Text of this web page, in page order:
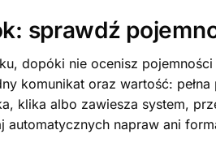
sprawdź
dopóki nie ocenisz
komunikat oraz wartość:
klika albo zawiesza system,
automatycznych napraw ani